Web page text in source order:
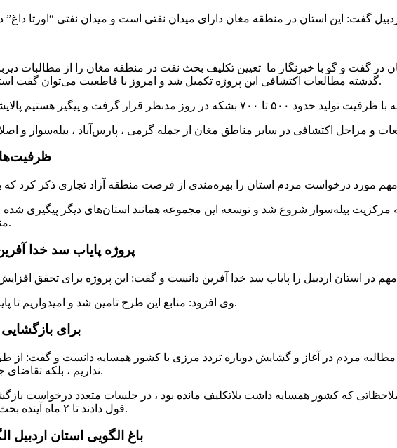
در گفت و گو با خبرنگار ما تعیین تکلیف بحث نفت در منطقه مغان را از مطالبات
گذشته مطالعات اکتشافی این پروژه تکمیل شد و امروز با قاطعیت می‌توان گفت استان اردبیل در منطقه مغان دارای میدان نفتی است.
به مرکزیت بیله‌سوار شروع شد و توسعه این مجموعه همانند استان‌های دیگر پیگیری
منفصل از سایر شهرستان‌ها این مجموعه توسعه یابد.
پروژه پایاب سد خدا
وی افزود: منابع این طرح تامین شد و امیدواریم تا پایان آبان ماه این پروژه به نتیجه رسیده و تکمیل شود.
برای
مطالبه مردم در آغاز و گشایش دوباره تردد مرزی با کشور همسایه دانست و گفت:
نداریم ، بلکه تقاضای جدی بر بازگشایی سریع این مسیر تردد مرزی داریم.
که کشور همسایه داشت بلاتکلیف مانده بود ، در جلسات متعدد درخواست
قول دادند تا ۲ ماه آینده بحث تردد مرزی تعیین تکلیف شده و این مسیر باز شود.
باغ الگویی استان اردبیل